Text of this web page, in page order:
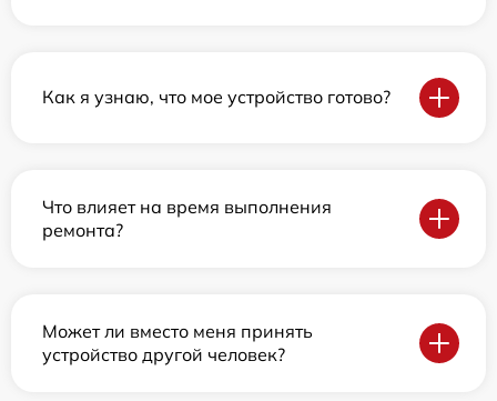
Как я узнаю, что мое устройство готово?
Что влияет на время выполнения
ремонта?
Может ли вместо меня принять
устройство другой человек?